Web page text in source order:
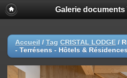
Galerie documents
Accueil / Tag CRISTAL LODGE /
- Terrésens - Hôtels & Résidences